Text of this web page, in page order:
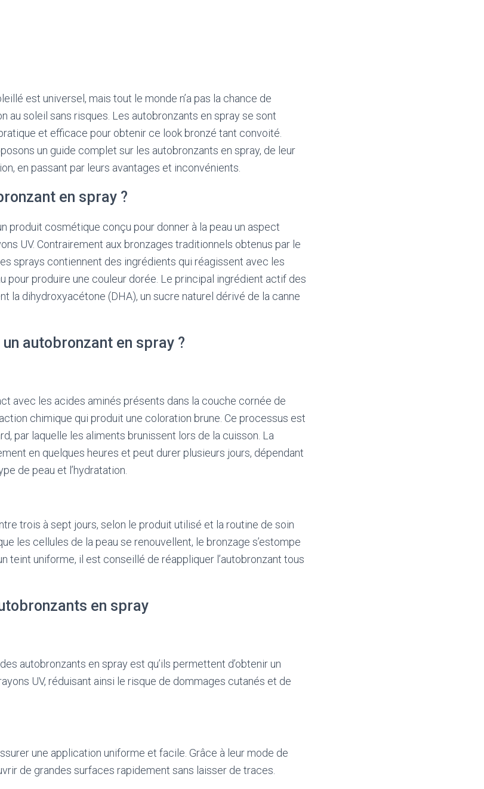
est universel, mais tout le monde n’a pas la chance de
au soleil sans risques. Les autobronzants en spray se sont
et efficace pour obtenir ce look bronzé tant convoité.
un guide complet sur les autobronzants en spray, de leur
en passant par leurs avantages et inconvénients.
en spray ?
produit cosmétique conçu pour donner à la peau un aspect
UV. Contrairement aux bronzages traditionnels obtenus par le
sprays contiennent des ingrédients qui réagissent avec les
pour produire une couleur dorée. Le principal ingrédient actif des
la dihydroxyacétone (DHA), un sucre naturel dérivé de la canne
autobronzant en spray ?
avec les acides aminés présents dans la couche cornée de
chimique qui produit une coloration brune. Ce processus est
par laquelle les aliments brunissent lors de la cuisson. La
en quelques heures et peut durer plusieurs jours, dépendant
de peau et l’hydratation.
trois à sept jours, selon le produit utilisé et la routine de soin
les cellules de la peau se renouvellent, le bronzage s’estompe
teint uniforme, il est conseillé de réappliquer l’autobronzant tous
en spray
autobronzants en spray est qu’ils permettent d’obtenir un
UV, réduisant ainsi le risque de dommages cutanés et de
une application uniforme et facile. Grâce à leur mode de
de grandes surfaces rapidement sans laisser de traces.